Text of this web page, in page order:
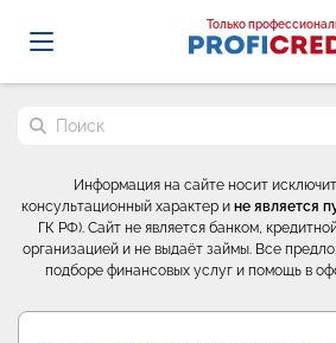
Probrokery - Только
Только
Поиск по сайту
Информация на сайте носит
консультационный характер и не является
ГК РФ). Сайт не является банком,
организацией и не выдаёт займы. Все
подборе финансовых услуг и помощь в